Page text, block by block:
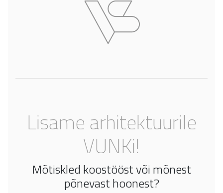
Lisame arhitektuurile
VUNKi!
Mõtiskled koostööst või mõnest
põnevast hoonest?